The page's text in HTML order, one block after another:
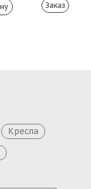
Заказ
Кресла